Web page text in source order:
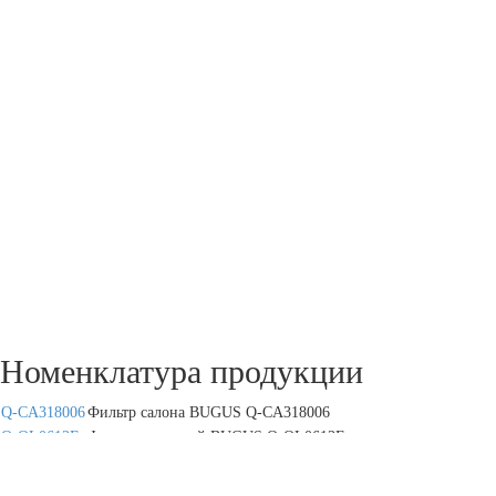
Номенклатура продукции
Q-CA318006Фильтр салона BUGUS Q-CA318006
Q-OL0613E
Фильтр масляный BUGUS Q-OL0613E